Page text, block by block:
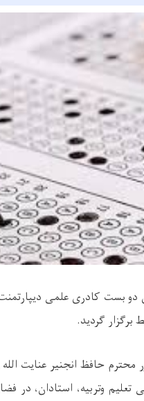
دو بست کادری علمی
برگزار گردید.
محترم حافظ انجنیر عنایت
تعلیم وتربیه، استادان، در